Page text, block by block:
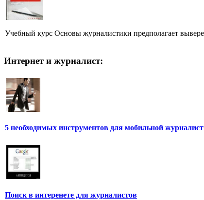
Учебный курс Основы журналистики предполагает
Интернет и журналист:
5 необходимых инструментов для мобильной
Поиск в интеренете для журналистов